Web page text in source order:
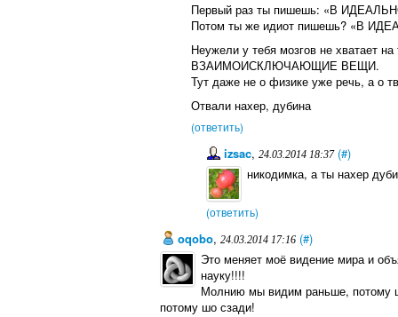
Первый раз ты пишешь: «В
Потом ты же идиот пишешь? «В
Неужели у тебя мозгов не хватает
ВЗАИМОИСКЛЮЧАЮЩИЕ ВЕЩИ.
Тут даже не о физике уже речь, а о
Отвали нахер, дубина
(ответить)
izsac, 24.03.2014 18:37 (#)
никодимка, а ты нахер
(ответить)
oqobo, 24.03.2014 17:16 (#)
Это меняет моё видение мира и
науку!!!!
Молнию мы видим раньше, потому
потому шо сзади!